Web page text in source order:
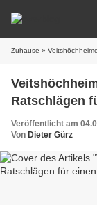
Zuhause »
Ratschlägen
Veröffentlicht am
Von Dieter Gürz